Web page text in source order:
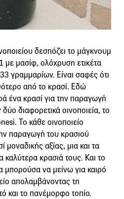
δεσπόζει το μάγκνουμ
με μασίφ, ολόχρυση ετικέτα
γραμμαρίων. Είναι σαφές ότι
από το κρασί. Εδώ
ένα κρασί για την παραγωγή
διαφορετικά οινοποιεία, το
Το κάθε οινοποιείο
παραγωγή του κρασιού
αξίας, μια και τα
καλύτερα κρασιά τους. Και το
να μείνω για καιρό
απολαμβάνοντας τη
και το πανέμορφο τοπίο.